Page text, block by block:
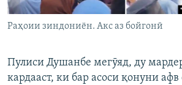
Раҳоии зиндониён. Акс аз бойгонӣ
Пулиси Душанбе мегӯяд, ду
кардааст, ки бар асоси қонуни